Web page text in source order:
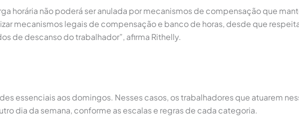
horária não poderá ser anulada por mecanismos de compensação que
mecanismos legais de compensação e banco de horas, desde que
de descanso do trabalhador”, afirma Rithelly.
essenciais aos domingos. Nesses casos, os trabalhadores que atuarem
dia da semana, conforme as escalas e regras de cada categoria.